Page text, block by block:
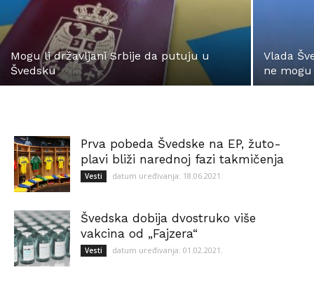
Mogu li državljani Srbije da putuju u
Švedsku
Vlada
ne
Prva pobeda Švedske na EP, žuto-
plavi bliži narednoj fazi takmičenja
Vesti datum uređivanja: 18.06.2021.
Švedska dobija dvostruko više
vakcina od „Fajzera“
Vesti datum uređivanja: 01.02.2021.